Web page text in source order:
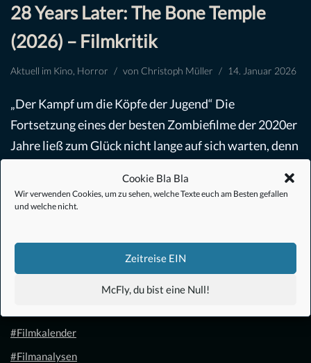
Cookie Bla Bla
Wir verwenden Cookies, um zu sehen, welche Texte euch am Besten gefallen
und welche nicht.
Zeitreise EIN
McFly, du bist eine Null!
28 Years Later: The Bone Temple
(2026) – Filmkritik
Aktuell im Kino Horror von Christoph Müller 14. Januar 2026
„Der Kampf um die Köpfe der Jugend“ Die
Fortsetzung eines der besten Zombiefilme der 2020er
Jahre ließ zum Glück nicht lange auf sich warten, denn
#Filmkalender
#Filmanalysen